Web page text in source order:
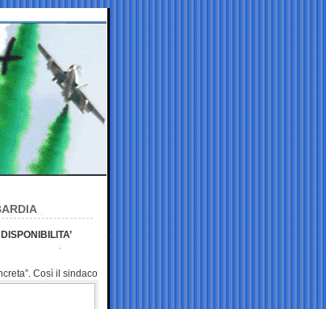
Così il sindaco